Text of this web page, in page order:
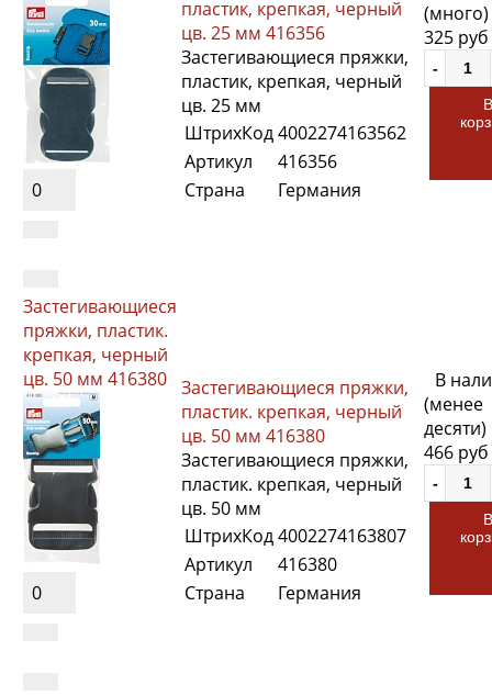
0
пластик, крепкая, черный
цв. 25 мм 416356
Застегивающиеся пряжки,
пластик, крепкая, черный
цв. 25 мм
ШтрихКод4002274163562
Артикул
416356
Страна
Германия
(много)
325 руб
В
Застегивающиеся
пряжки, пластик.
крепкая, черный
цв. 50 мм 416380
0
Застегивающиеся пряжки,
пластик. крепкая, черный
цв. 50 мм 416380
Застегивающиеся пряжки,
пластик. крепкая, черный
цв. 50 мм
ШтрихКод4002274163807
Артикул
416380
Страна
Германия
В
(менее
десяти)
466 руб
В